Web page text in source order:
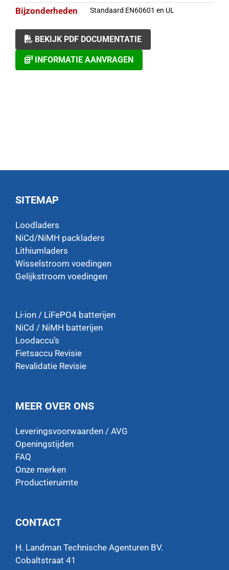
Bijzonderheden Standaard EN60601 en UL
BEKIJK PDF DOCUMENTATIE
INFORMATIE AANVRAGEN
SITEMAP
Loodladers
NiCd/NiMH packladers
Lithiumladers
Wisselstroom voedingen
Gelijkstroom voedingen
Li-ion / LiFePO4 batterijen
NiCd / NiMH batterijen
Loodaccu’s
Fietsaccu Revisie
Revalidatie Revisie
MEER OVER ONS
Leveringsvoorwaarden / AVG
Openingstijden
FAQ
Onze merken
Productieruimte
CONTACT
H. Landman Technische Agenturen BV.
Cobaltstraat 41